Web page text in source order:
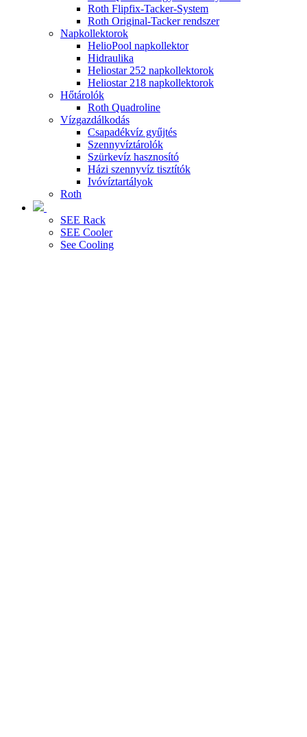
Roth Flipfix-Tacker-System
Roth Original-Tacker rendszer
Napkollektorok
HelioPool napkollektor
Hidraulika
Heliostar 252 napkollektorok
Heliostar 218 napkollektorok
Hőtárolók
Roth Quadroline
Vízgazdálkodás
Csapadékvíz gyűjtés
Szennyvíztárolók
Szürkevíz hasznosító
Házi szennyvíz tisztítók
Ivóvíztartályok
Roth
SEE Rack
SEE Cooler
See Cooling